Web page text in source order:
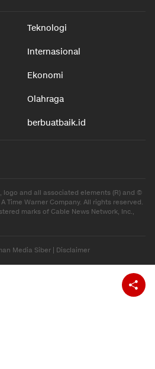
Teknologi
Internasional
Ekonomi
Olahraga
berbuatbaik.id
logo and all associated elements (R) and ©
Time Warner Company. All rights reserved.
marks of Cable News Network, Inc.,
Media Siber Disclaimer